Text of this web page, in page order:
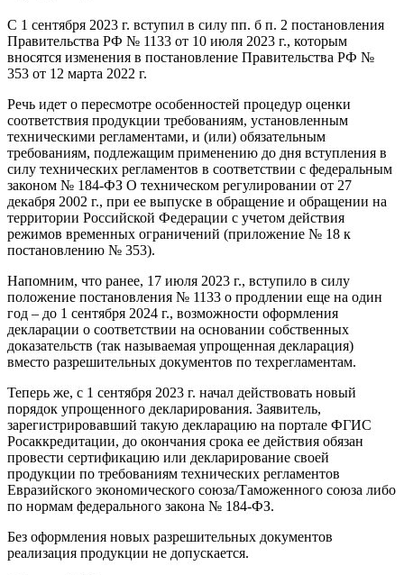
С 1 сентября 2023 г. вступил в силу пп. б п. 2 постановления
Правительства РФ № 1133 от 10 июля 2023 г., которым
вносятся изменения в постановление Правительства РФ №
353 от 12 марта 2022 г.
Речь идет о пересмотре особенностей процедур оценки
соответствия продукции требованиям, установленным
техническими регламентами, и (или) обязательным
требованиям, подлежащим применению до дня вступления в
силу технических регламентов в соответствии с федеральным
законом № 184-ФЗ О техническом регулировании от 27
декабря 2002 г., при ее выпуске в обращение и обращении на
территории Российской Федерации с учетом действия
режимов временных ограничений (приложение № 18 к
постановлению № 353).
Напомним, что ранее, 17 июля 2023 г., вступило в силу
положение постановления № 1133 о продлении еще на один
год – до 1 сентября 2024 г., возможности оформления
декларации о соответствии на основании собственных
доказательств (так называемая упрощенная декларация)
вместо разрешительных документов по техрегламентам.
Теперь же, с 1 сентября 2023 г. начал действовать новый
порядок упрощенного декларирования. Заявитель,
зарегистрировавший такую декларацию на портале ФГИС
Росаккредитации, до окончания срока ее действия обязан
провести сертификацию или декларирование своей
продукции по требованиям технических регламентов
Евразийского экономического союза/Таможенного союза либо
по нормам федерального закона № 184-ФЗ.
Без оформления новых разрешительных документов
реализация продукции не допускается.